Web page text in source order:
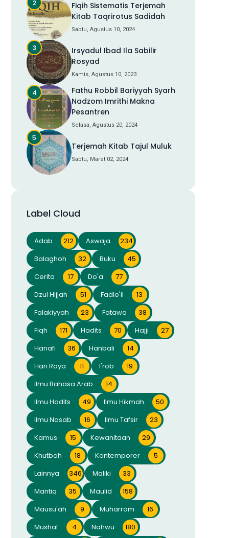
Fiqih Sistematis Terjemah
Kitab Taqrirotus Sadidah
Sabtu, Agustus 10, 2024
Irsyadul Ibad Ila Sabilir
Rosyad
Kamis, Agustus 10, 2023
Fathu Robbil Bariyyah Syarh
Nadzom Imrithi Makna
Pesantren
Selasa, Agustus 20, 2024
Terjemah Kitab Tajul Muluk
Sabtu, Maret 02, 2024
Label Cloud
Adab 212 Aswaja
234
Balaghoh
32 Buku
45
Cerita
17 Do'a
77
Dzul Hijjah
51 Fadlo'il
13
Falakiyyah
23 Fatawa
38
Fiqh
171 Hadits 70 Hajji
27
Hanafi
36 Hanbali
14
Hari Raya
11 I'rob
19
Ilmu Bahasa Arab
14
Ilmu Hadits
49 Ilmu Hikmah
50
Ilmu Nasab
16 Ilmu Tafsir
23
Kamus
15 Kewanitaan
29
Khutbah
18 Kontemporer
5
Lainnya
346 Maliki
33
Mantiq
35 Maulid
158
Mausu'ah
9 Muharrom
16
Mushaf
4 Nahwu
180